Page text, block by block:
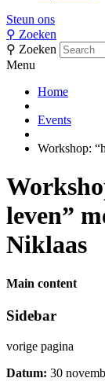
Steun ons
⚲ Zoeken
⚲ Zoeken
Menu
Home
Events
Workshop:
leven”
Niklaas
Main content
Sidebar
vorige pagina
Datum: 30